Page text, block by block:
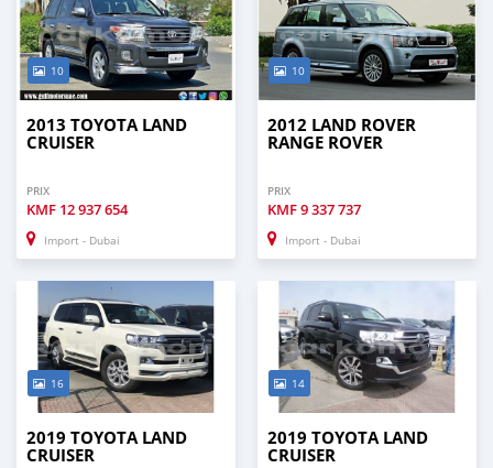
10
2013 TOYOTA LAND
CRUISER
PRIX
KMF 12 937 654
Import - Dubai
10
2012 LAND ROVER
RANGE ROVER
PRIX
KMF9 337 737
Import - Dubai
16
2019 TOYOTA LAND
CRUISER
14
2019 TOYOTA LAND
CRUISER